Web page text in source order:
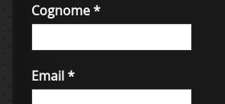
Cognome*
Email*